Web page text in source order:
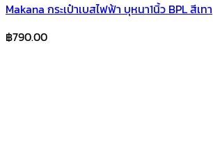
Makana กระเป๋าเบสไฟฟ้า บุหนา1นิ้ว BPL สีเทา
฿790.00